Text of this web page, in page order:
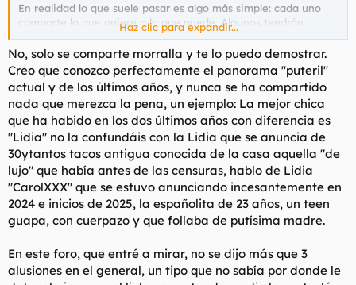
En realidad lo que suele pasar es algo más simple: cada uno
comparte lo que quiere o lo que puede. Algunos tendrán
experiencias muy buenas y no las publicarán, otros
compartirán cosas normales o mediocres, y otros simplemente
participarán poco. Pero si todos empezamos a despreciar lo
que aportan los demás porque no cumple nuestras
expectativas, el resultado es justo el contrario de lo que dices
querer. Pretender que todo sea de alto nivel no es realista.
Si realmente aportaste decenas de experiencias valiosas en el
pasado, lo que ayudaría a mejorar el foro sería precisamente
eso: volver a aportar valor. Porque los foros no mejoran cuando
la gente critica lo que hay, mejoran cuando alguien decide
subir el nivel.
Haz clic para expandir...
No, solo se comparte morralla y te lo puedo demostrar.
Creo que conozco perfectamente el panorama "puteril"
actual y de los últimos años, y nunca se ha compartido
nada que merezca la pena, un ejemplo: La mejor chica
que ha habido en los dos últimos años con diferencia es
"Lidia" no la confundáis con la Lidia que se anuncia de
30ytantos tacos antigua conocida de la casa aquella "de
lujo" que había antes de las censuras, hablo de Lidia
"CarolXXX" que se estuvo anunciando incesantemente en
2024 e inicios de 2025, la españolita de 23 años, un teen
guapa, con cuerpazo y que follaba de putísima madre.
En este foro, que entré a mirar, no se dijo más que 3
alusiones en el general, un tipo que no sabía por donde le